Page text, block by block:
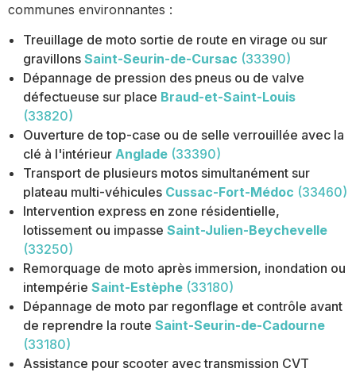
communes environnantes :
Treuillage de moto sortie de route en virage ou sur
gravillons Saint-Seurin-de-Cursac (33390)
Dépannage de pression des pneus ou de valve
défectueuse sur place Braud-et-Saint-Louis
(33820)
Ouverture de top-case ou de selle verrouillée avec la
clé à l'intérieur Anglade (33390)
Transport de plusieurs motos simultanément sur
plateau multi-véhicules Cussac-Fort-Médoc (33460)
Intervention express en zone résidentielle,
lotissement ou impasse Saint-Julien-Beychevelle
(33250)
Remorquage de moto après immersion, inondation ou
intempérie Saint-Estèphe (33180)
Dépannage de moto par regonflage et contrôle avant
de reprendre la route Saint-Seurin-de-Cadourne
(33180)
Assistance pour scooter avec transmission CVT